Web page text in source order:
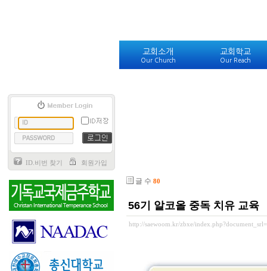
교회소개
Our Church
교회학교
Our Reach
ID.비번 찾기 회원가입
글 수 80
56기 알코올 중독 치유 교육
http://saewoom.kr/zbxe/